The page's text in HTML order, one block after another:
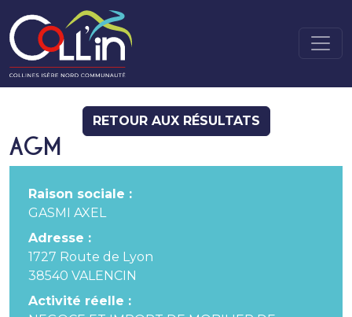
RETOUR AUX RÉSULTATS
AGM
Raison sociale :
GASMI AXEL
Adresse :
1727 Route de Lyon
38540 VALENCIN
Activité réelle :